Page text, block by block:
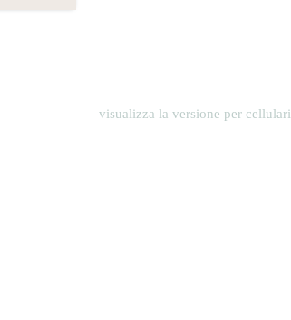
visualizza la versione per cellulari